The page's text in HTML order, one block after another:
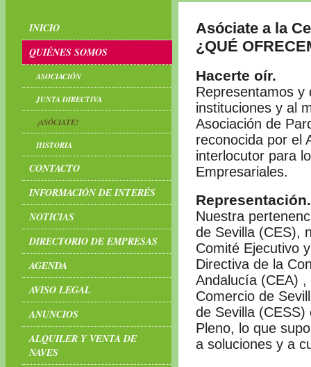
INICIO
QUIÉNES SOMOS
ASOCIACIÓN
JUNTA DIRECTIVA
¡ASÓCIATE!
HISTORIA
CONTACTO
INFORMACIÓN DE INTERÉS
NOTICIAS
DIRECTORIO DE EMPRESAS
AGENDA
AVISO LEGAL
ANUNCIOS
ALQUILER Y VENTA DE
NAVES
Asóciate a la
¿QUÉ
Hacerte oír.
Representamos y
instituciones y al
Asociación de
reconocida por el
interlocutor para
Empresariales.
Representación.
Nuestra
de Sevilla (CES),
Comité Ejecutivo
Directiva de la
Andalucía (CEA)
Comercio de
de Sevilla
Pleno, lo que
a soluciones y a